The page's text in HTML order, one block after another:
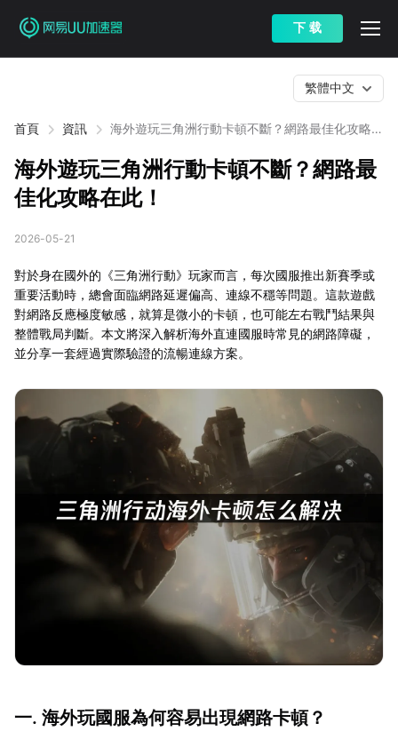
下 载
首頁 資訊
海外遊玩三角洲行動卡頓不斷？網路最佳化攻略在
繁體中文
海外遊玩三角洲行動卡頓不斷？網路最
佳化攻略在此！
2026-05-21
對於身在國外的《三角洲行動》玩家而言，每次國服推出新賽季或
重要活動時，總會面臨網路延遲偏高、連線不穩等問題。這款遊戲
對網路反應極度敏感，就算是微小的卡頓，也可能左右戰鬥結果與
整體戰局判斷。本文將深入解析海外直連國服時常見的網路障礙，
並分享一套經過實際驗證的流暢連線方案。
一. 海外玩國服為何容易出現網路卡頓？